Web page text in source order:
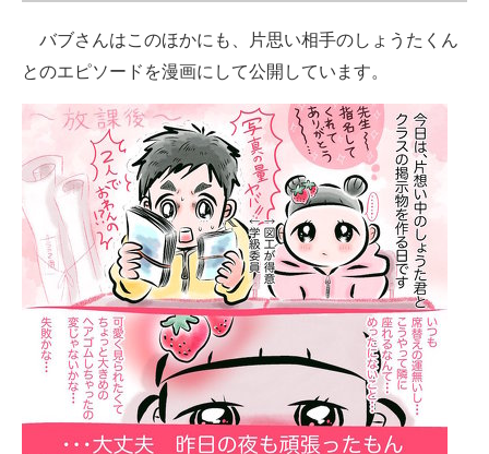
バブさんはこのほかにも、片思い相手のしょうたくん
とのエピソードを漫画にして公開しています。